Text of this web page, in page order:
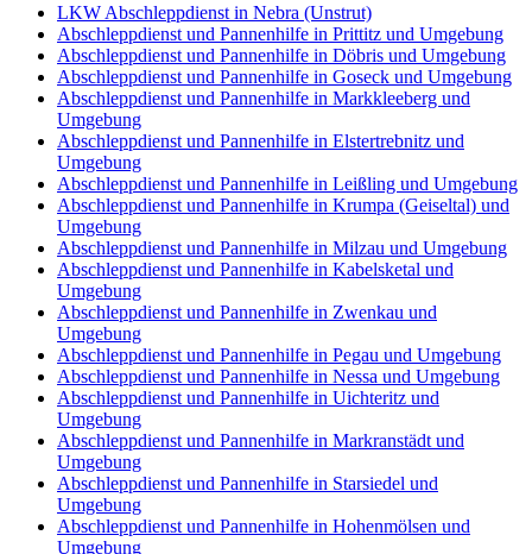
LKW Abschleppdienst in Nebra (Unstrut)
Abschleppdienst und Pannenhilfe in Prittitz und Umgebung
Abschleppdienst und Pannenhilfe in Döbris und Umgebung
Abschleppdienst und Pannenhilfe in Goseck und Umgebung
Abschleppdienst und Pannenhilfe in Markkleeberg und
Umgebung
Abschleppdienst und Pannenhilfe in Elstertrebnitz und
Umgebung
Abschleppdienst und Pannenhilfe in Leißling und Umgebung
Abschleppdienst und Pannenhilfe in Krumpa (Geiseltal) und
Umgebung
Abschleppdienst und Pannenhilfe in Milzau und Umgebung
Abschleppdienst und Pannenhilfe in Kabelsketal und
Umgebung
Abschleppdienst und Pannenhilfe in Zwenkau und
Umgebung
Abschleppdienst und Pannenhilfe in Pegau und Umgebung
Abschleppdienst und Pannenhilfe in Nessa und Umgebung
Abschleppdienst und Pannenhilfe in Uichteritz und
Umgebung
Abschleppdienst und Pannenhilfe in Markranstädt und
Umgebung
Abschleppdienst und Pannenhilfe in Starsiedel und
Umgebung
Abschleppdienst und Pannenhilfe in Hohenmölsen und
Umgebung